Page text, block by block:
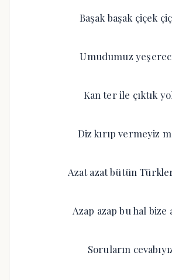
Başak başak çiçek
Umudumuz
Kan ter ile çıktık
Diz kırıp vermeyiz
Azat azat bütün
Azap azap bu hal bize
Soruların